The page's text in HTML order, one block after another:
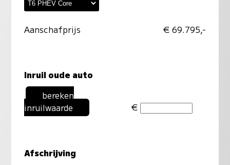
Aanschafprijs € 69.795,-
Inruil oude auto
bereken
inruilwaarde
€
Afschrijving